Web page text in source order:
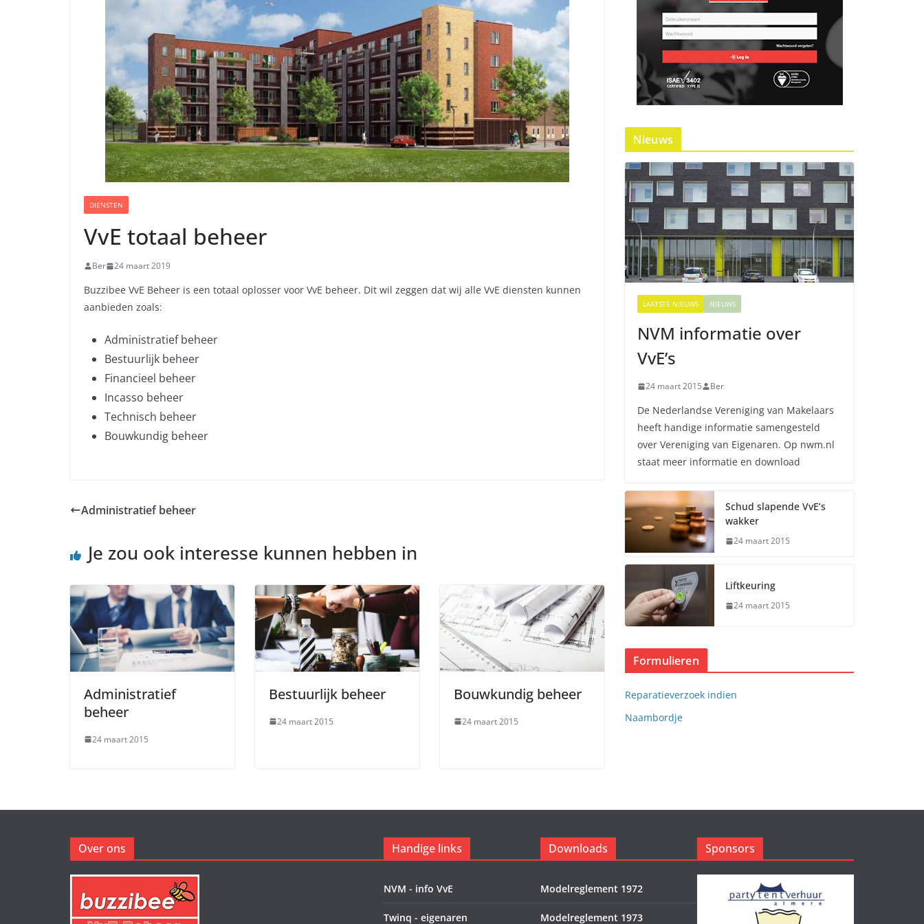
DIENSTEN
VvE totaal beheer
Ber 24 maart 2019
Buzzibee VvE Beheer is een totaal oplosser voor VvE beheer. Dit wil zeggen dat wij alle VvE diensten kunnen
aanbieden zoals:
Administratief beheer
Bestuurlijk beheer
Financieel beheer
Incasso beheer
Technisch beheer
Bouwkundig beheer
Administratief beheer
Je zou ook interesse kunnen hebben in
Administratief
beheer
24 maart 2015
Bestuurlijk beheer
24 maart 2015
Bouwkundig beheer
24 maart 2015
Nieuws
LAATSTE NIEUWS NIEUWS
NVM informatie over
VvE’s
24 maart 2015 Ber
De Nederlandse Vereniging van Makelaars
heeft handige informatie samengesteld
over Vereniging van Eigenaren. Op nwm.nl
staat meer informatie en download
Schud slapende VvE’s
wakker
24 maart 2015
Liftkeuring
24 maart 2015
Formulieren
Reparatieverzoek indien
Naambordje
Over ons Handige links
NVM - info VvE
Twinq - eigenaren
Downloads
Modelreglement 1972
Modelreglement 1973
Sponsors